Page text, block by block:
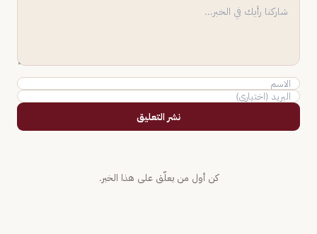
نشر التعليق
كن أول من يعلّق على هذا الخبر.